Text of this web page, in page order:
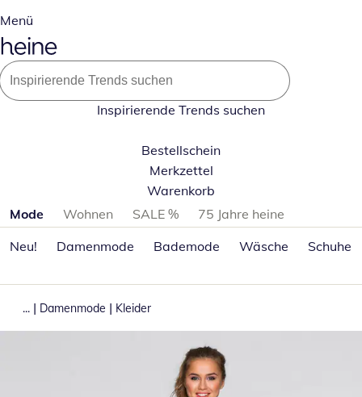
Menü
Inspirierende Trends suchen
Bestellschein
Merkzettel
Warenkorb
Produktkategorien überspringen
Mode Wohnen SALE %
75 Jahre heine
Neu!
Damenmode Bademode Wäsche Schuhe
... | Damenmode | Kleider